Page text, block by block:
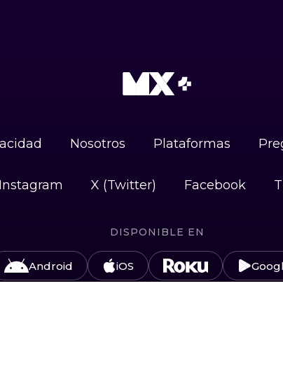
Nosotros Plataformas
Instagram X (Twitter) Facebook
DISPONIBLE EN
Android iOS